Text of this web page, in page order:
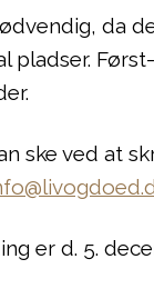
da
pladser.
ske ved at
er d. 5.